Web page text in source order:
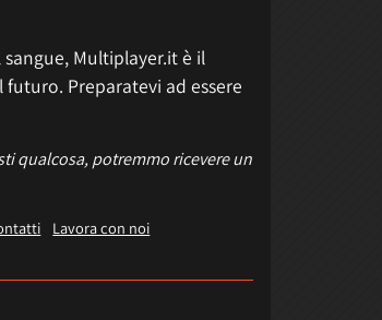
Multiplayer.it è il
Preparatevi ad essere
qualcosa, potremmo ricevere un
Lavora con noi